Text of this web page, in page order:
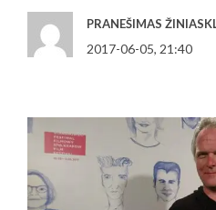
PRANEŠIMAS
2017-06-05, 21:40